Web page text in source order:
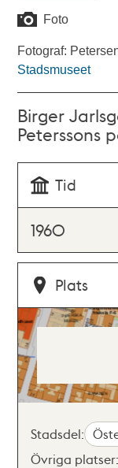
Foto
Fotograf:
Stadsmuseet
Birger
Peterssons
Tid
1960
Plats
Stadsdel:
Övriga